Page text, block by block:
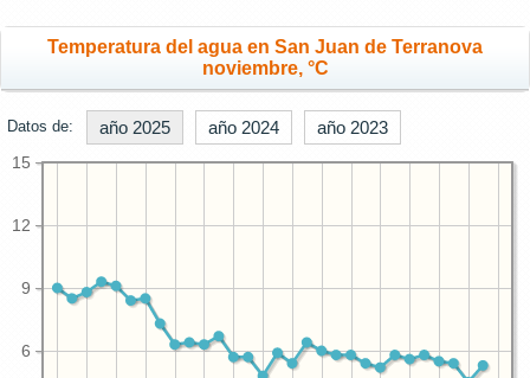
Temperatura del agua en San Juan de Terranova
noviembre, °C
Datos de: año 2025 año 2024 año 2023
6
9
12
15